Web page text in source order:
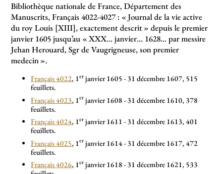
Bibliothèque nationale de France, Département des
Manuscrits, Français 4022-4027 : «Journal de la vie active
du roy Louis [XIII], exactement descrit» depuis le premier
janvier 1605 jusqu’au «XXX... janvier... 1628... par messire
Jehan Herouard, Sgr de Vaugrigneuse, son premier
medecin».
Français 4022, 1er janvier 1605 - 31 décembre 1607, 515
feuillets.
Français 4023, 1er janvier 1608 - 31 décembre 1610, 378
feuillets.
Français 4024, 1er janvier 1611 - 31 décembre 1613, 401
feuillets.
Français 4025, 1er janvier 1614 - 31 décembre 1617, 472
feuillets.
Français 4026, 1er janvier 1618 - 31 décembre 1621, 533